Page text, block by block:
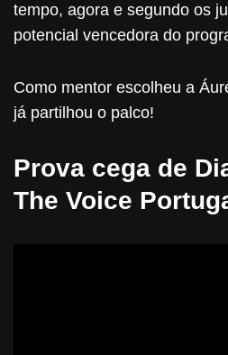
tempo, agora e segundo os
potencial vencedora do
Como mentor escolheu a
já partilhou o palco!
Prova cega de
The Voice